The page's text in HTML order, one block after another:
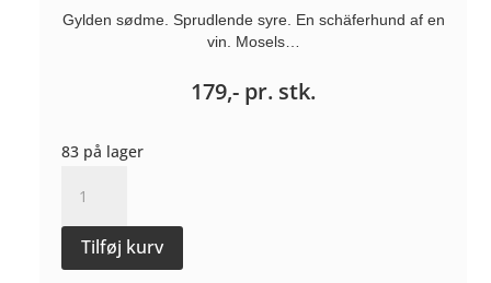
Gylden sødme. Sprudlende syre. En schäferhund af en
vin. Mosels…
179,- pr. stk.
83 på lager
"Zellerberg"
Spätlese
2023
Tilføj kurv